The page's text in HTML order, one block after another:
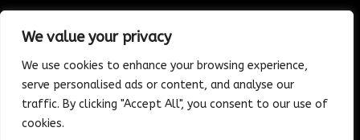
We value your privacy
We use cookies to enhance your browsing experience,
serve personalised ads or content, and analyse our
traffic. By clicking "Accept All", you consent to our use of
cookies.
ALGEMENE VOORWAARDEN
Algemene voorwaarden
Verzending & Bezorging
Retouren & Ruilen